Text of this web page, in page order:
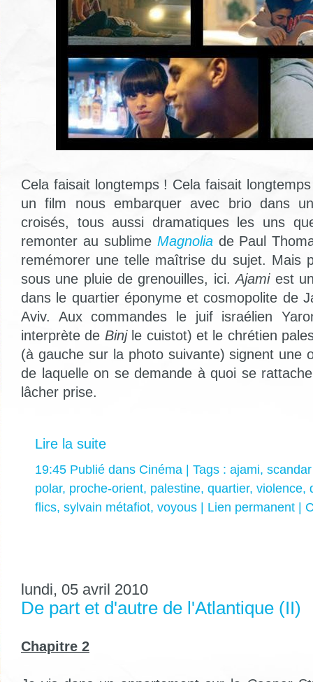
Cela faisait longtemps ! Cela faisait
un film nous embarquer avec brio dans
croisés, tous aussi dramatiques les uns
remonter au sublime Magnoliade Paul
remémorer une telle maîtrise du sujet. Mais
sous une pluie de grenouilles, ici.Ajamiest
dans le quartier éponyme et cosmopolite de
Aviv. Aux commandes le juif israélien
interprète de Binjle cuistot) et le chrétien
(à gauche sur la photo suivante) signent une
de laquelle on se demande à quoi se
lâcher prise.
Lire la suite
19:45 Publié dans Cinéma | Tags : ajami,
polar, proche-orient, palestine, quartier, violence,
flics, sylvain métafiot, voyous | Lien permanent |
lundi, 05 avril 2010
De part et d'autre de l'Atlantique (II)
Chapitre 2